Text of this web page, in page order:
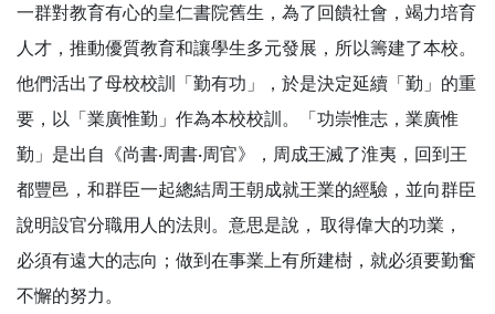
一群對教育有心的皇仁書院舊生，為了回饋社會，竭力培育
人才，推動優質教育和讓學生多元發展，所以籌建了本校。
他們活出了母校校訓「勤有功」，於是決定延續「勤」的重
要，以「業廣惟勤」作為本校校訓。「功崇惟志，業廣惟
勤」是出自《尚書·周書·周官》，周成王滅了淮夷，回到王
都豐邑，和群臣一起總結周王朝成就王業的經驗，並向群臣
說明設官分職用人的法則。意思是說， 取得偉大的功業，
必須有遠大的志向；做到在事業上有所建樹，就必須要勤奮
不懈的努力。